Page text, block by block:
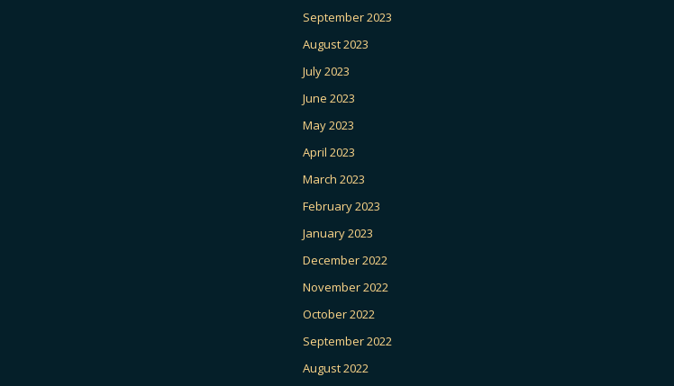
September 2023
August 2023
July 2023
June 2023
May 2023
April 2023
March 2023
February 2023
January 2023
December 2022
November 2022
October 2022
September 2022
August 2022